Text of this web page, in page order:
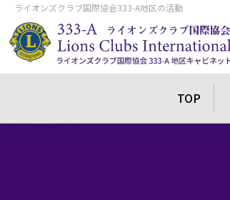
ライオンズクラブ国際協会333-A地区の活動
TOP